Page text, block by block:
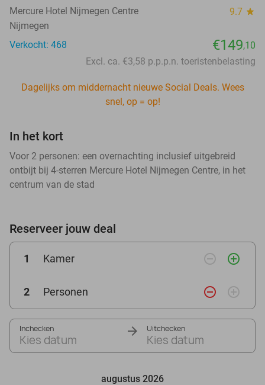
Mercure Hotel Nijmegen Centre 9.7 star
Nijmegen
Verkocht: 468
€149,10
Excl. ca. €3,58 p.p.p.n. toeristenbelasting
Dagelijks om middernacht nieuwe Social Deals. Wees
snel, op = op!
In het kort
Voor 2 personen: een overnachting inclusief uitgebreid
ontbijt bij 4-sterren Mercure Hotel Nijmegen Centre, in het
centrum van de stad
Reserveer jouw deal
1 Kamer remove_circle_outline add_circle_outline
2 Personen remove_circle_outline add_circle_outline
Inchecken
Kies datum
Uitchecken
Kies datum
augustus 2026